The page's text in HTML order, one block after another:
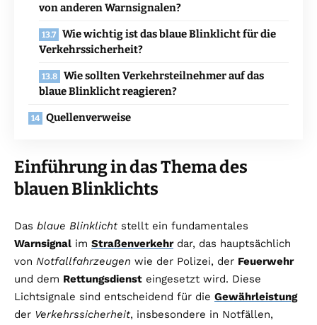
von anderen Warnsignalen?
Wie wichtig ist das blaue Blinklicht für die
Verkehrssicherheit?
Wie sollten Verkehrsteilnehmer auf das
blaue Blinklicht reagieren?
Quellenverweise
Einführung in das Thema des
blauen Blinklichts
Das blaue Blinklicht stellt ein fundamentales
Warnsignal im Straßenverkehrdar, das hauptsächlich
von Notfallfahrzeugen wie der Polizei, der Feuerwehr
und dem Rettungsdienst eingesetzt wird. Diese
Lichtsignale sind entscheidend für die Gewährleistung
der Verkehrssicherheit, insbesondere in Notfällen,